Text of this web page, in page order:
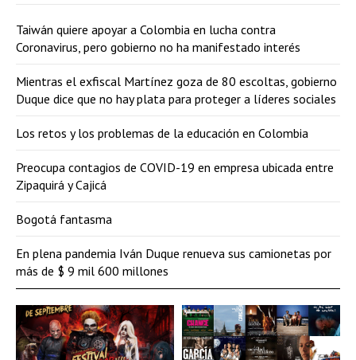
Taiwán quiere apoyar a Colombia en lucha contra
Coronavirus, pero gobierno no ha manifestado interés
Mientras el exfiscal Martínez goza de 80 escoltas, gobierno
Duque dice que no hay plata para proteger a líderes sociales
Los retos y los problemas de la educación en Colombia
Preocupa contagios de COVID-19 en empresa ubicada entre
Zipaquirá y Cajicá
Bogotá fantasma
En plena pandemia Iván Duque renueva sus camionetas por
más de $ 9 mil 600 millones